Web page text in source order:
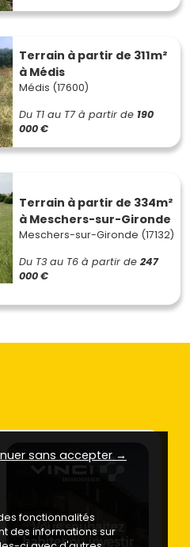
Terrain à partir de 311m²
à Médis
Médis (17600)
Du T1 au T7 à partir de 190
000 €
Terrain à partir de 334m²
à Meschers-sur-Gironde
Meschers-sur-Gironde (17132)
Du T3 au T6 à partir de 247
000 €
sans accepter →
fonctionnalités
des informations sur